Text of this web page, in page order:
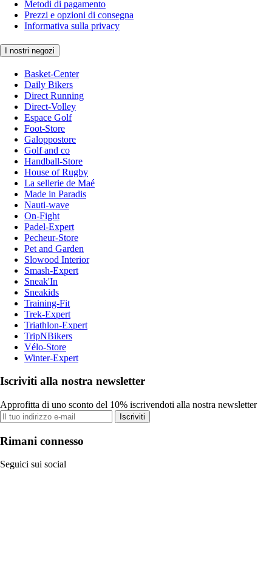
Metodi di pagamento
Prezzi e opzioni di consegna
Informativa sulla privacy
I nostri negozi
Basket-Center
Daily Bikers
Direct Running
Direct-Volley
Espace Golf
Foot-Store
Galoppostore
Golf and co
Handball-Store
House of Rugby
La sellerie de Maé
Made in Paradis
Nauti-wave
On-Fight
Padel-Expert
Pecheur-Store
Pet and Garden
Slowood Interior
Smash-Expert
Sneak'In
Sneakids
Training-Fit
Trek-Expert
Triathlon-Expert
TripNBikers
Vélo-Store
Winter-Expert
Iscriviti alla nostra newsletter
Approfitta di uno sconto del 10% iscrivendoti alla nostra newsletter
Iscriviti
Rimani connesso
Seguici sui social